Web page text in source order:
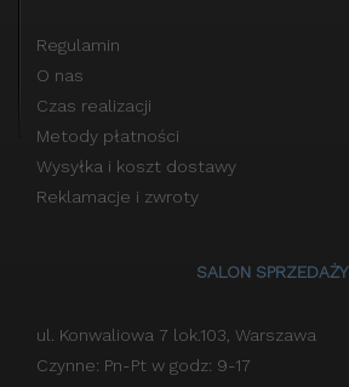
Regulamin
O nas
Czas realizacji
Metody płatności
Wysyłka i koszt dostawy
Reklamacje i zwroty
SALON SPRZEDAŻY
ul. Konwaliowa 7 lok.103, Warszawa
Czynne: Pn-Pt w godz: 9-17